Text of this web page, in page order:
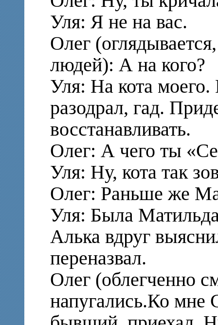
Уля: Я не на вас.
Олег
людей): А на кого?
Уля: На кота
разодрал, гад.
восстанавливать.
Олег: А чего ты
Уля: Ну, кота так
Олег: Раньше же
Уля: Была
Алька вдруг
переназвал.
Олег (облегченно
напугались.Ко мне